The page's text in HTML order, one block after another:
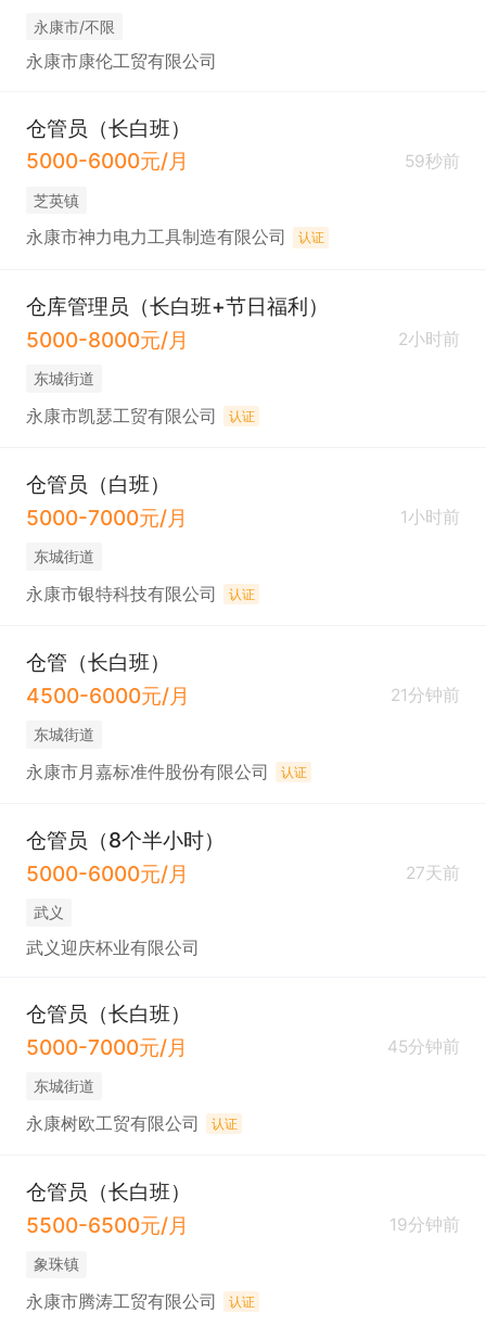
永康市/不限
永康市康伦工贸有限公司
仓管员（长白班）
5000-6000元/月
59秒前
芝英镇
永康市神力电力工具制造有限公司 认证
仓库管理员（长白班+节日福利）
5000-8000元/月
2小时前
东城街道
永康市凯瑟工贸有限公司 认证
仓管员（白班）
5000-7000元/月
1小时前
东城街道
永康市银特科技有限公司 认证
仓管（长白班）
4500-6000元/月
21分钟前
东城街道
永康市月嘉标准件股份有限公司 认证
仓管员（8个半小时）
5000-6000元/月
27天前
武义
武义迎庆杯业有限公司
仓管员（长白班）
5000-7000元/月
45分钟前
东城街道
永康树欧工贸有限公司 认证
仓管员（长白班）
5500-6500元/月
19分钟前
象珠镇
永康市腾涛工贸有限公司 认证